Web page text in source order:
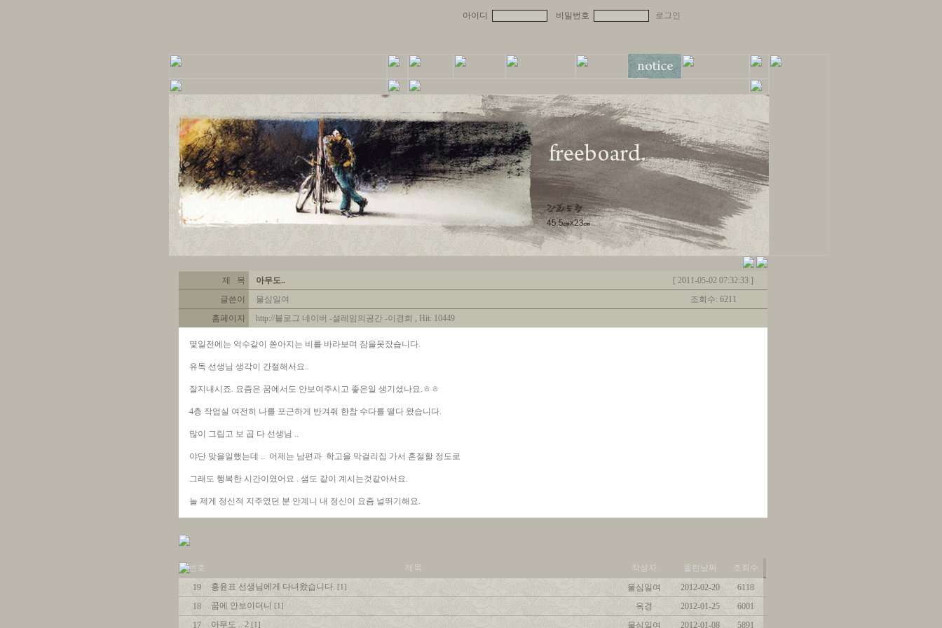
아이디 비밀번호
제 목 아무도..
[ 2011-05-02 07:32:33 ]
글쓴이
물심일여
조회수: 6211
홈페이지
http://블로그 네이버 -설레임의공간 -이경희 , Hit: 10449
몇일전에는 억수같이 쏟아지는 비를 바라보며 잠을못잤습니다.
유독 선생님 생각이 간절해서요..
잘지내시죠. 요즘은 꿈에서도 안보여주시고 좋은일 생기셨나요.ㅎㅎ
4층 작업실 여전히 나를 포근하게 반겨줘 한참 수다를 떨다 왔습니다.
많이 그립고 보 곱 다 선생님 ..
야단 맞을일했는데 .. 어제는 남편과 학고을 막걸리집 가서 혼절할 정도로
그래도 행복한 시간이였어요 . 샘도 같이 계시는것같아서요.
늘 제게 정신적 지주였던 분 안계니 내 정신이 요즘 널뛰기해요.
번호 제목 작성자 올린날짜
조회수
19
홍윤표 선생님에게 다녀왔습니다. [1] 물심일여 2012-02-20
6118
18
꿈에 안보이더니 [1] 옥경 2012-01-25
6001
17
아무도 .. 2 [1] 물심일여 2012-01-08 5891